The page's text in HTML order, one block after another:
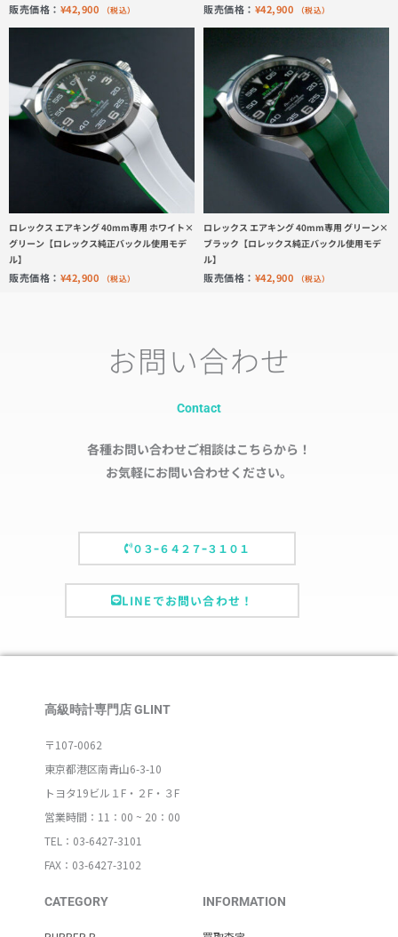
販売価格： ¥42,900 （税込） 販売価格： ¥42,900 （税込）
ロレックス エアキング 40mm専用 ホワイト×
グリーン【ロレックス純正バックル使用モデ
ル】
販売価格： ¥42,900 （税込）
ロレックス エアキング 40mm専用 グリーン×
ブラック【ロレックス純正バックル使用モデ
ル】
販売価格： ¥42,900 （税込）
お問い合わせ
Contact
各種お問い合わせご相談はこちらから！
お気軽にお問い合わせください。
０３ｰ６４２７ｰ３１０１
LINEでお問い合わせ！
高級時計専門店 GLINT
〒107-0062
東京都港区南青山6-3-10
トヨタ19ビル１F・２F・３F
営業時間：11：00 ~ 20：00
TEL：03-6427-3101
FAX：03-6427-3102
CATEGORY INFORMATION